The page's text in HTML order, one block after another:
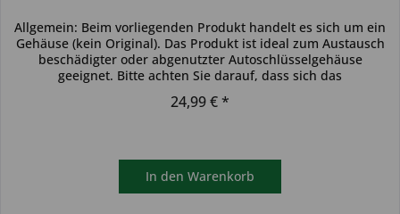
Allgemein: Beim vorliegenden Produkt handelt es sich um ein
Gehäuse (kein Original). Das Produkt ist ideal zum Austausch
beschädigter oder abgenutzter Autoschlüsselgehäuse
geeignet. Bitte achten Sie darauf, dass sich das
24,99 € *
In den Warenkorb